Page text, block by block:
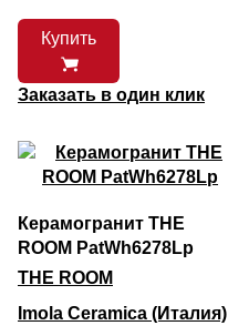
Купить
Заказать в один клик
Керамогранит THE
ROOM PatWh6278Lp
THE ROOM
Imola Ceramica (Италия)